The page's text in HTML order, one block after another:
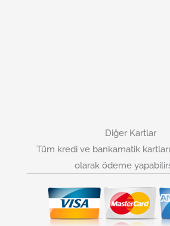
Diğer Kartlar
Tüm kredi ve bankamatik
olarak ödeme